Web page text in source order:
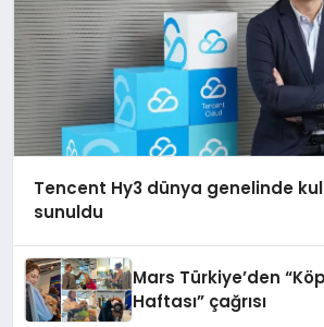
Tencent Hy3 dünya genelinde
sunuldu
Mars Türkiye’den
Haftası” çağrısı